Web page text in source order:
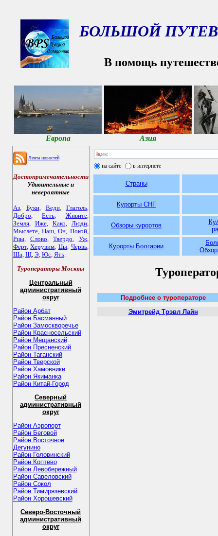
БОЛЬШОЙ
В помощь
Европа Азия
Лента новостей
Достопримечательности
Удивительные и
невероятные
Аз, Буки, Веди, Глаголь,
Добро, Есть, Живите,
Земля, Иже, Како, Люди,
Мыслете, Наш,Он, Покой,
Рцы, Слово,Твердо, Уж,
Ферт,Херувим, Цы, Червь,
Ша, Щ, Э, Юс, Ять.
Туроператоры Москвы
Центральный
административный
округ
Район Арбат
Район Басманный
Район Замоскворечье
Район Красносельский
Район Мещанский
Район Пресненский
Район Таганский
Район Тверской
Район Хамовники
Район Якиманка
Район Китай-Город
Северный
административный
округ
Район Аэропорт
Район Беговой
Район Восточное
Дегунино
Район Головинский
Район Коптево
Район Левобережный
Район Савеловский
Район Сокол
Район Тимирязевский
Район Хорошевский
Северо-Восточный
административный
округ
на сайте в интернете
Страны
Курорты СНГ
Обзоры курортов
Курорты Болгарии
Подробнее о туроператоре
Эмитрейд Трэвл Лайн